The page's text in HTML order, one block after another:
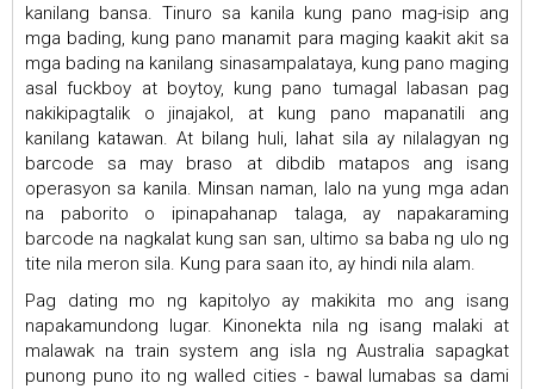
kanilang bansa. Tinuro sa kanila kung pano mag-isip ang
mga bading, kung pano manamit para maging kaakit akit sa
mga bading na kanilang sinasampalataya, kung pano maging
asal fuckboy at boytoy, kung pano tumagal labasan pag
nakikipagtalik o jinajakol, at kung pano mapanatili ang
kanilang katawan. At bilang huli, lahat sila ay nilalagyan ng
barcode sa may braso at dibdib matapos ang isang
operasyon sa kanila. Minsan naman, lalo na yung mga adan
na paborito o ipinapahanap talaga, ay napakaraming
barcode na nagkalat kung san san, ultimo sa baba ng ulo ng
tite nila meron sila. Kung para saan ito, ay hindi nila alam.
Pag dating mo ng kapitolyo ay makikita mo ang isang
napakamundong lugar. Kinonekta nila ng isang malaki at
malawak na train system ang isla ng Australia sapagkat
punong puno ito ng walled cities - bawal lumabas sa dami